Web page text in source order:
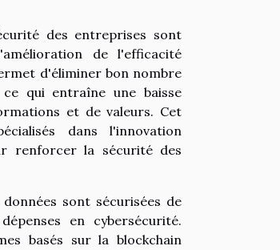
des entreprises sont
de l'efficacité
d'éliminer bon nombre
qui entraîne une baisse
et de valeurs. Cet
dans l'innovation
renforcer la sécurité des
sont sécurisées de
en cybersécurité.
basés sur la blockchain